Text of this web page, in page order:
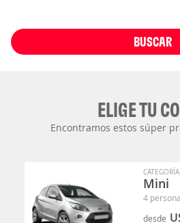
BUSCAR
ELIGE TU
Encontramos estos súper
CATEGORÍA
Mini
4
desde